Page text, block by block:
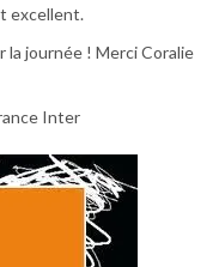
excellent.
la journée ! Merci Coralie
Inter